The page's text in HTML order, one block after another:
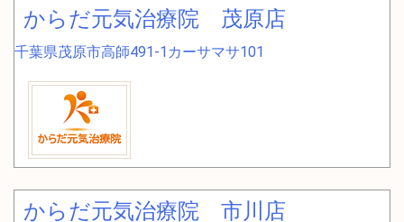
からだ元気治療院 茂原店
千葉県茂原市高師491-1カーサマサ101
からだ元気治療院 市川店